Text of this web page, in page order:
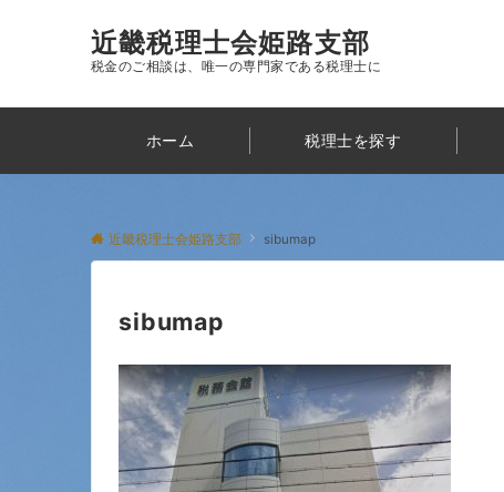
近畿税理士会姫路支部
税金のご相談は、唯一の専門家である税理士に
ホーム 税理士を探す
近畿税理士会姫路支部 sibumap
sibumap